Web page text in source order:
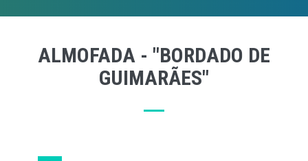
ALMOFADA - "BORDADO DE
GUIMARÃES"